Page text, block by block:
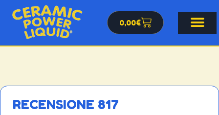
0,00€
RECENSIONE 817